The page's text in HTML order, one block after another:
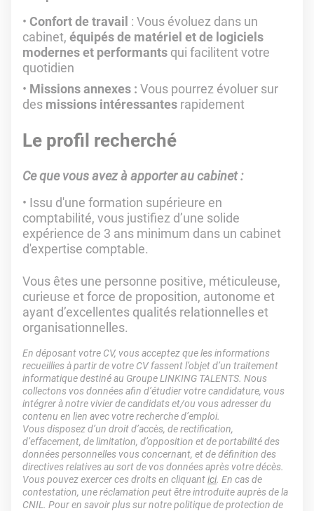
Confort de travail : Vous évoluez dans un
cabinet, équipés de matériel et de logiciels
modernes et performants qui facilitent votre
quotidien
Missions annexes : Vous pourrez évoluer sur
des missions intéressantes rapidement
Le profil recherché
Ce que vous avez à apporter au cabinet :
Issu d'une formation supérieure en
comptabilité, vous justifiez d’une solide
expérience de 3 ans minimum dans un cabinet
d'expertise comptable.
Vous êtes une personne positive, méticuleuse,
curieuse et force de proposition, autonome et
ayant d’excellentes qualités relationnelles et
organisationnelles.
En déposant votre CV, vous acceptez que les informations
recueillies à partir de votre CV fassent l’objet d’un traitement
informatique destiné au Groupe LINKING TALENTS. Nous
collectons vos données afin d’étudier votre candidature, vous
intégrer à notre vivier de candidats et/ou vous adresser du
contenu en lien avec votre recherche d’emploi.
Vous disposez d’un droit d’accès, de rectification,
d’effacement, de limitation, d’opposition et de portabilité des
données personnelles vous concernant, et de définition des
directives relatives au sort de vos données après votre décès.
Vous pouvez exercer ces droits en cliquantici. En cas de
contestation, une réclamation peut être introduite auprès de la
CNIL. Pour en savoir plus sur notre politique de protection de